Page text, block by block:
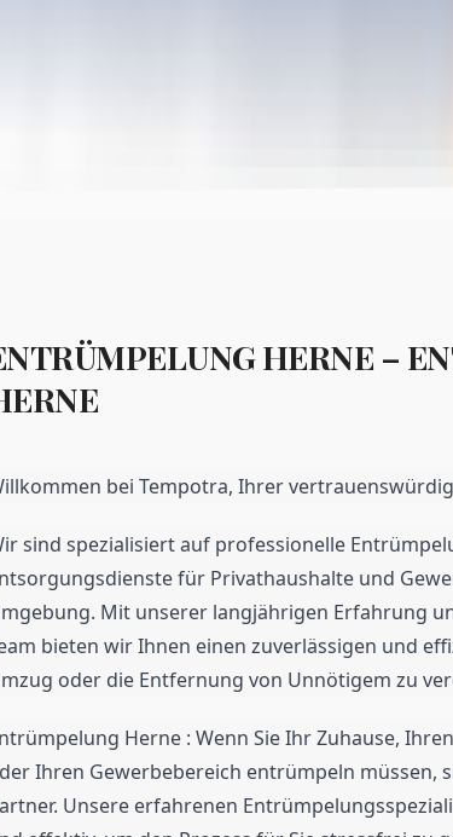
HERNE –
bei Tempotra, Ihrer
sind spezialisiert auf professionelle
für Privathaushalte und
Mit unserer langjährigen Erfahrung
bieten wir Ihnen einen zuverlässigen und
oder die Entfernung von Unnötigem zu
Herne : Wenn Sie Ihr Zuhause,
Ihren Gewerbebereich entrümpeln müssen,
Unsere erfahrenen